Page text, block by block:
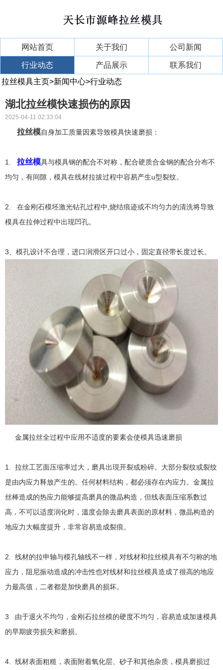
网站首页 关于我们 公司新闻
行业动态 产品展示
联系我们
拉丝模具主页>新闻中心>行业动态
湖北拉丝模快速损伤的原因
2025-04-11 02:33:04
拉丝模自身加工质量因素导致模具快速磨损：
1.拉丝模具与模具钢的配合不对称，配合硬质合金钢的配合分布不
均匀，有间隙，模具在线材拉拔过程中容易产生u型裂纹。
2. 在金刚石模坯激光钻孔过程中,烧结痕迹或不均匀力的清洗将导致
模具在拉伸过程中出现凹孔。
3、模孔设计不合理，进口润滑区开口过小，固定直径带长度过长。
金属拉丝全过程中应用不适度的要素会使模具迅速磨损
1. 拉丝工艺面压缩率过大，磨具出現开裂或粉碎。大部分裂纹或裂纹
是由内应力释放产生的。任何材料结构，都必须存在内应力。金属拉
丝棒造成的热应力能够提高磨具的微晶构造，但线表面压缩系数过
高，不可以适度润化时，溫度会除去磨具表面的原材料，微晶构造的
地应力大幅度提升，非常容易造成裂痕。
2. 线材的拉申轴与模孔轴线不一样，对线材和拉丝模具有不匀称的地
应力，阻尼振动造成的冲击性也对线材和拉丝模具造成了很高的地应
力最高值，二者都是加快磨具的损坏。
3 .由于退火不均匀，金刚石拉丝模的硬度不均匀，容易造成加速模具
的早期疲劳损失和磨损。
4. 线材表面粗糙，表面附着氧化层、砂子和其他杂质，模具磨损过